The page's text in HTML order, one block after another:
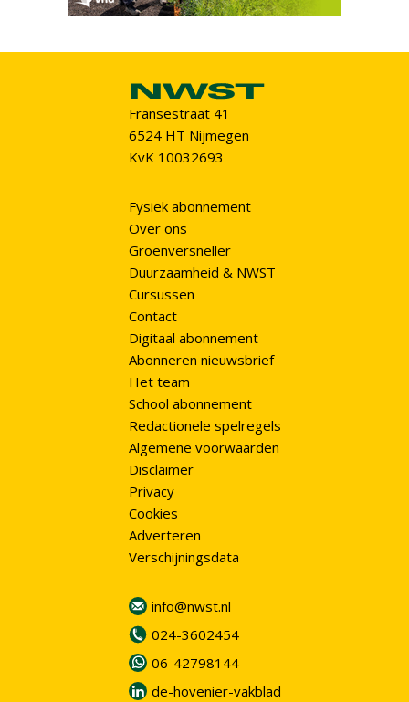
Fransestraat 41
6524 HT Nijmegen
KvK 10032693
Fysiek abonnement
Over ons
Groenversneller
Duurzaamheid & NWST
Cursussen
Contact
Digitaal abonnement
Abonneren nieuwsbrief
Het team
School abonnement
Redactionele spelregels
Algemene voorwaarden
Disclaimer
Privacy
Cookies
Adverteren
Verschijningsdata
info@nwst.nl
024-3602454
06-42798144
de-hovenier-vakblad